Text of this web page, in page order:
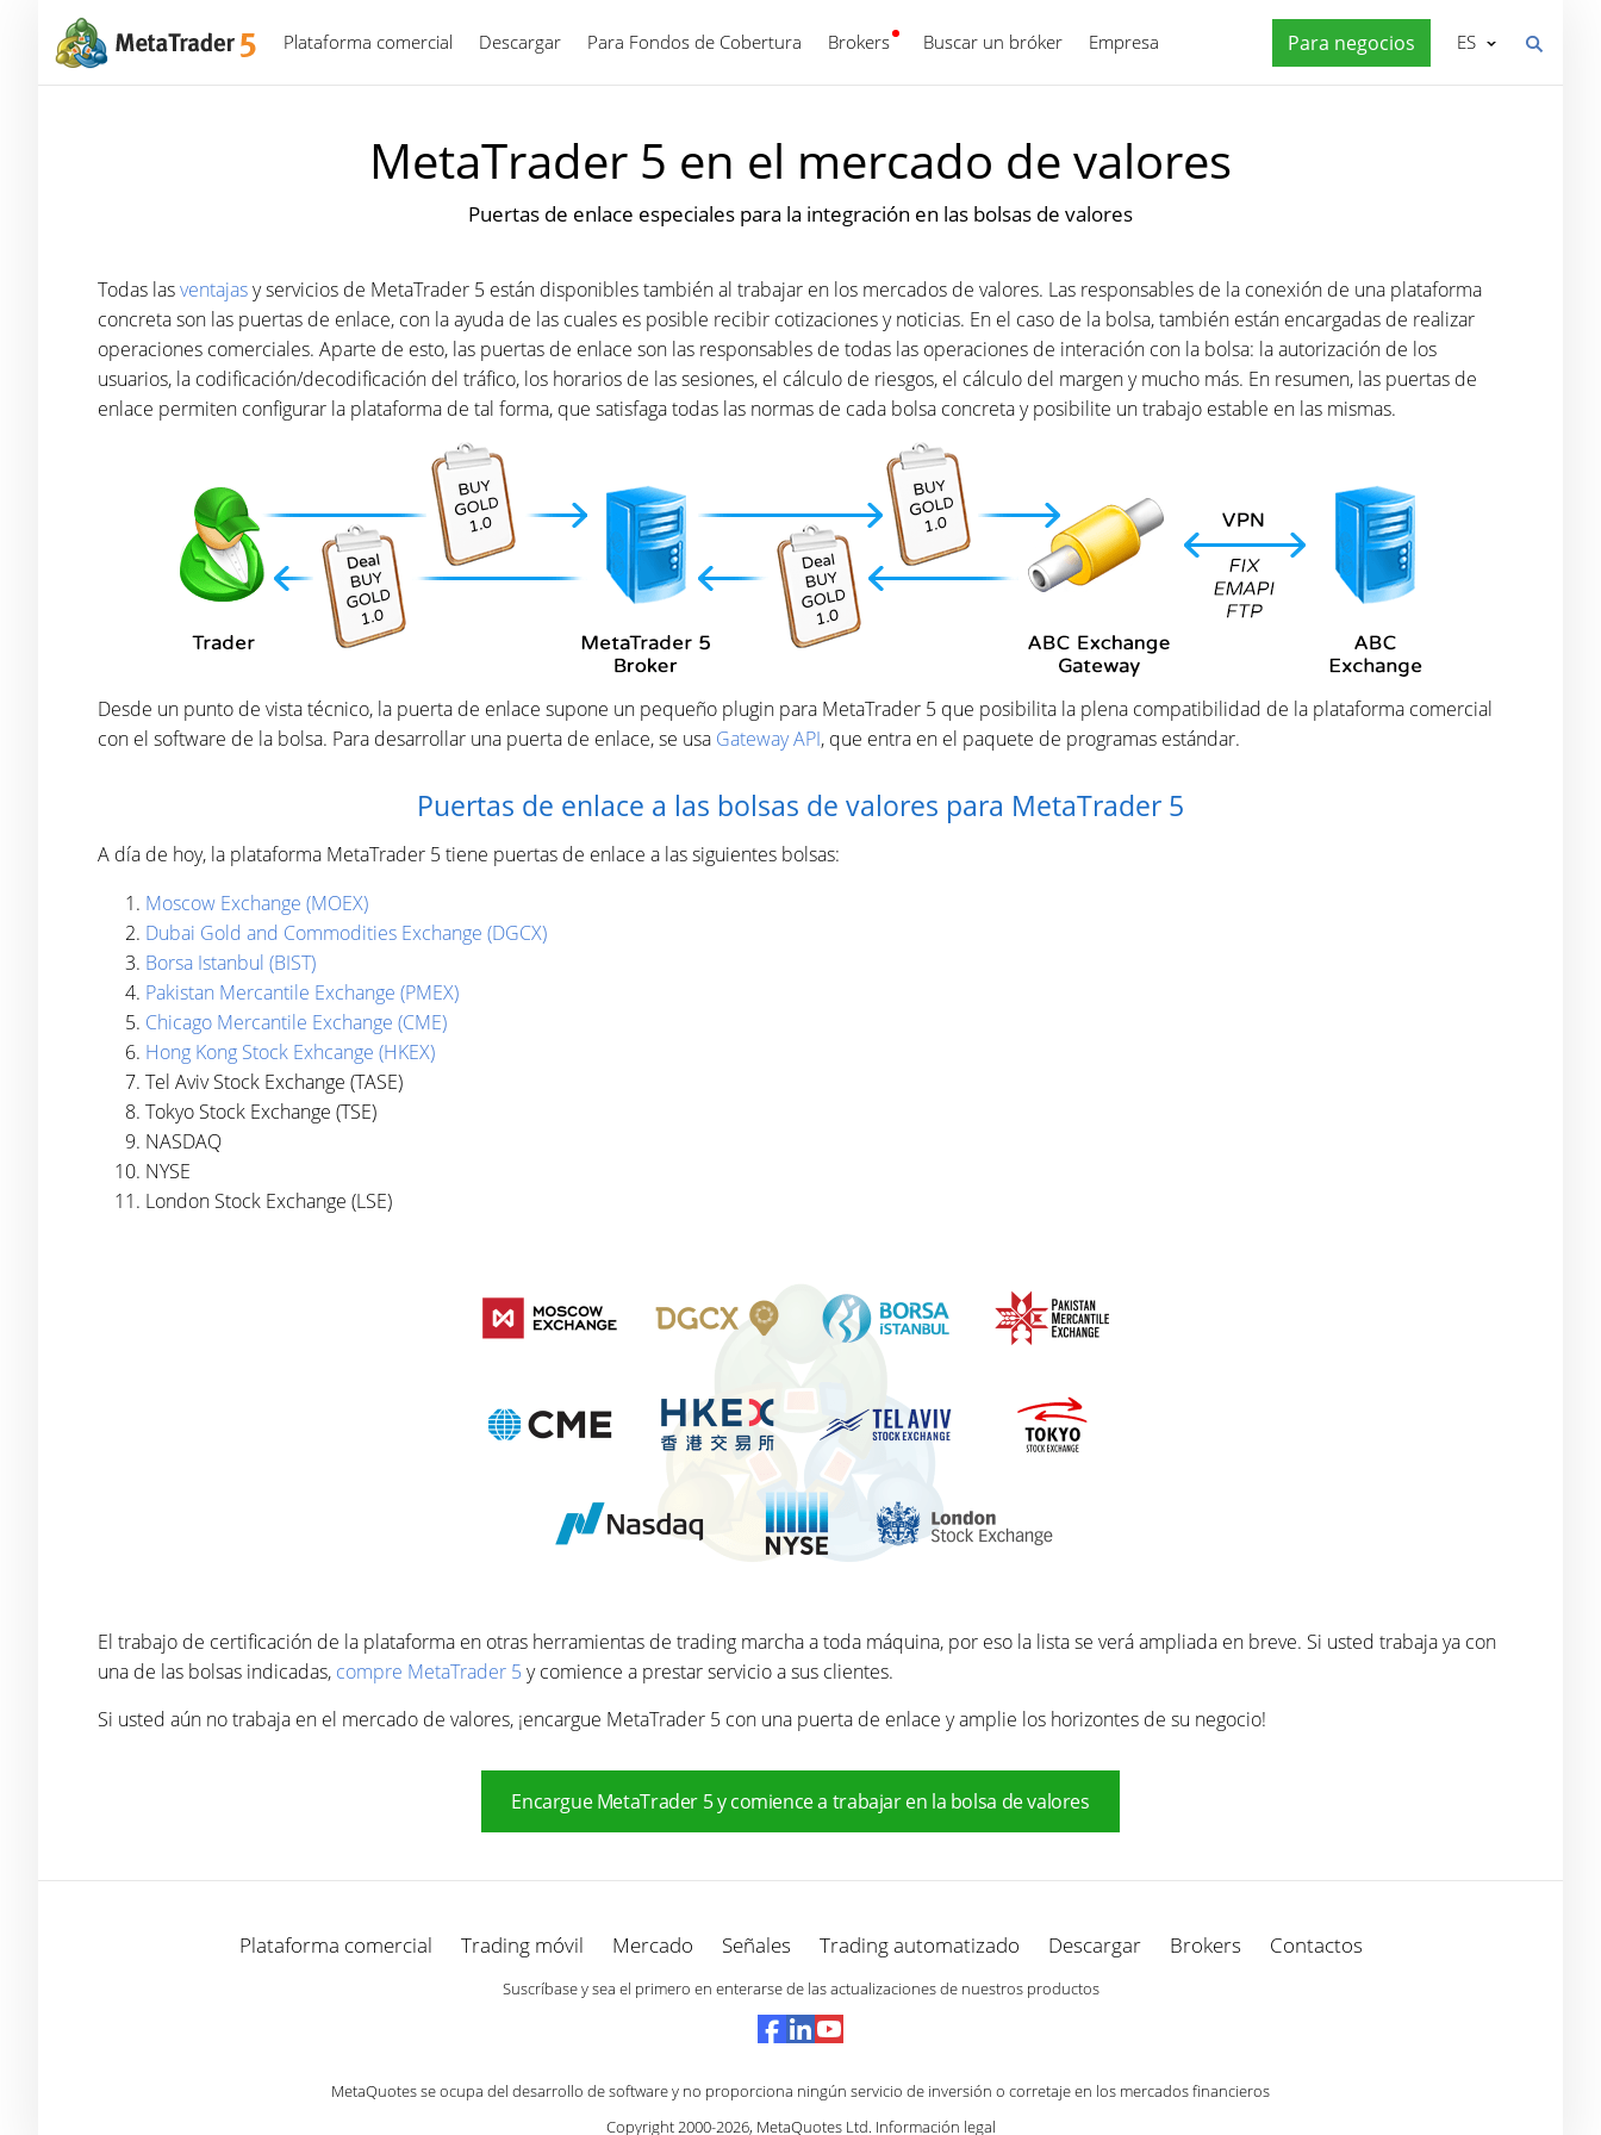
Plataforma comercial Descargar Para Fondos de Cobertura Brokers Buscar un bróker Empresa Para negocios
Español ES
MetaTrader 5 en el mercado de valores
Puertas de enlace especiales para la integración en las bolsas de valores
Todas lasventajasy servicios de MetaTrader 5 están disponibles también al trabajar en los mercados de valores. Las responsables de la conexión de una plataforma
concreta son las puertas de enlace, con la ayuda de las cuales es posible recibir cotizaciones y noticias. En el caso de la bolsa, también están encargadas de realizar
operaciones comerciales. Aparte de esto, las puertas de enlace son las responsables de todas las operaciones de interación con la bolsa: la autorización de los
usuarios, la codificación/decodificación del tráfico, los horarios de las sesiones, el cálculo de riesgos, el cálculo del margen y mucho más. En resumen, las puertas de
enlace permiten configurar la plataforma de tal forma, que satisfaga todas las normas de cada bolsa concreta y posibilite un trabajo estable en las mismas.
Desde un punto de vista técnico, la puerta de enlace supone un pequeño plugin para MetaTrader 5 que posibilita la plena compatibilidad de la plataforma comercial
con el software de la bolsa. Para desarrollar una puerta de enlace, se usa Gateway API, que entra en el paquete de programas estándar.
Puertas de enlace a las bolsas de valores para MetaTrader 5
A día de hoy, la plataforma MetaTrader 5 tiene puertas de enlace a las siguientes bolsas:
Moscow Exchange (MOEX)
Dubai Gold and Commodities Exchange (DGCX)
Borsa Istanbul (BIST)
Pakistan Mercantile Exchange (PMEX)
Chicago Mercantile Exchange (CME)
Hong Kong Stock Exhcange (HKEX)
Tel Aviv Stock Exchange (TASE)
Tokyo Stock Exchange (TSE)
NASDAQ
NYSE
London Stock Exchange (LSE)
El trabajo de certificación de la plataforma en otras herramientas de trading marcha a toda máquina, por eso la lista se verá ampliada en breve. Si usted trabaja ya con
una de las bolsas indicadas, compre MetaTrader 5 y comience a prestar servicio a sus clientes.
Si usted aún no trabaja en el mercado de valores, ¡encargue MetaTrader 5 con una puerta de enlace y amplie los horizontes de su negocio!
Encargue MetaTrader 5 y comience a trabajar en la bolsa de valores
Plataforma comercial Trading móvil Mercado Señales Trading automatizado Descargar Brokers Contactos
Suscríbase y sea el primero en enterarse de las actualizaciones de nuestros productos
MetaQuotes se ocupa del desarrollo de software y no proporciona ningún servicio de inversión o corretaje en los mercados financieros
Copyright 2000-2026, MetaQuotes Ltd. Información legal